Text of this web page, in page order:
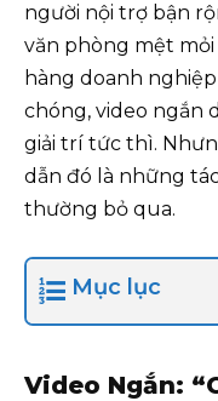
người nội trợ bận
văn phòng mệt
hàng doanh
chóng, video ngắn
giải trí tức thì.
dẫn đó là những
thường bỏ qua.
Mục lục
Video Ngắn: